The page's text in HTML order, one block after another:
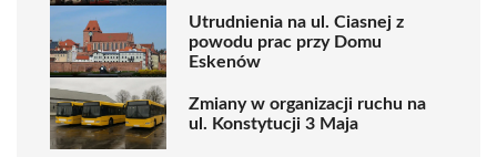
Utrudnienia na ul. Ciasnej z
powodu prac przy Domu
Eskenów
Zmiany w organizacji ruchu na
ul. Konstytucji 3 Maja